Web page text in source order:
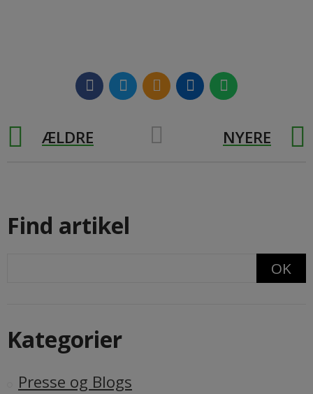
ÆLDRE NYERE
Find artikel
OK
Kategorier
Presse og Blogs